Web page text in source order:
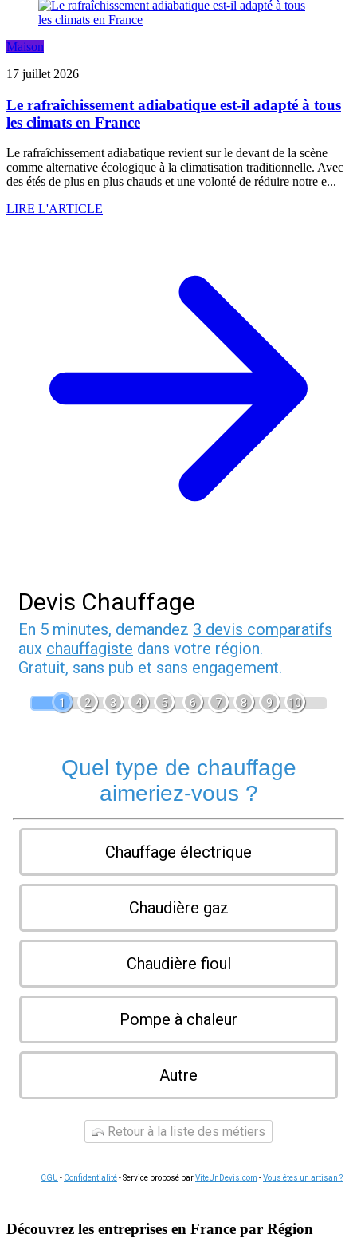
Maison
17 juillet 2026
Le rafraîchissement adiabatique est-il adapté à tous
les climats en France
Le rafraîchissement adiabatique revient sur le devant de la scène
comme alternative écologique à la climatisation traditionnelle. Avec
des étés de plus en plus chauds et une volonté de réduire notre e...
LIRE L'ARTICLE
Devis Chauffage
En 5 minutes, demandez 3 devis comparatifs
aux chauffagiste dans votre région.
Gratuit, sans pub et sans engagement.
1 2 3 4 5 6 7 8 9 10
Quel type de chauffage
aimeriez-vous ?
Chauffage électrique
Chaudière gaz
Chaudière fioul
Pompe à chaleur
Autre
Retour à la liste des métiers
CGU - Confidentialité- Service proposé parViteUnDevis.com -Vous êtes un artisan ?
Découvrez les entreprises en France par Région